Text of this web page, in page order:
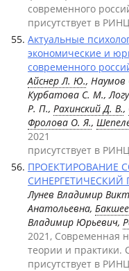
современного
присутствует в РИНЦ
Актуальные
экономические и
современного
Айснер Л. Ю., Наумов
Курбатова С. М.,
Р. П., Рахинский Д. В.,
Фролова О. Я.,
2021
присутствует в РИНЦ
ПРОЕКТИРОВАНИЕ
СИНЕРГЕТИЧЕСКИЙ
Лунев Владимир
Анатольевна,
Владимир Юрьевич,
2021, Современная
теории и практики.
присутствует в